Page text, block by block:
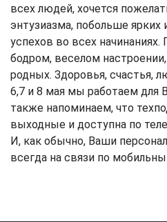
всех людей, хочется
энтузиазма, побольше ярких
успехов во всех
бодром, веселом
родных. Здоровья, счастья,
6,7 и 8 мая мы работаем для
также напоминаем, что
выходные и доступна по
И, как обычно, Ваши
всегда на связи по